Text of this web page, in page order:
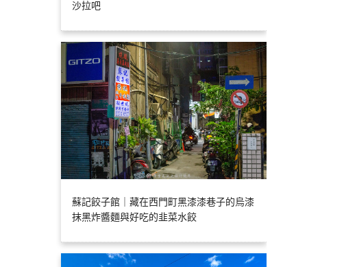
沙拉吧
蘇記餃子館｜藏在西門町黑漆漆巷子的烏漆
抹黑炸醬麵與好吃的韭菜水餃